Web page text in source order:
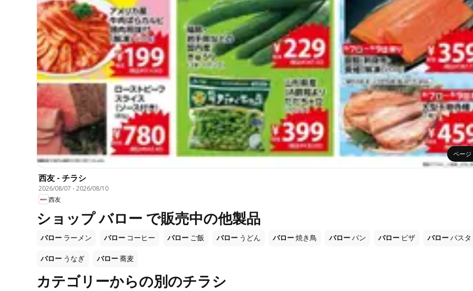
ページ
西友 - チラシ
2026/08/07 -2026/08/10
西友
ショップ バロー で販売中の他製品
バロー ラーメン バロー コーヒー バロー ご飯 バロー うどん バロー焼き鳥 バローパン バロー ピザ バローパスタ
バロー うなぎ バロー蕎麦
カテゴリーからの別のチラシ